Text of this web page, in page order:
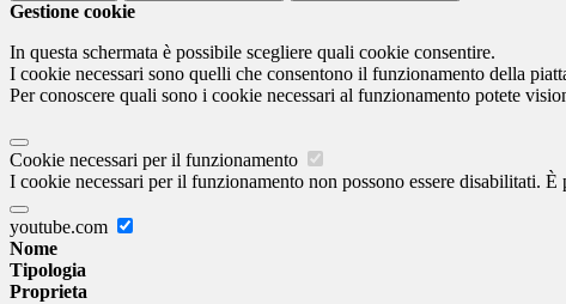
Gestione cookie
In questa schermata è possibile scegliere quali cookie consentire.
I cookie necessari sono quelli che consentono il funzionamento della
Per conoscere quali sono i cookie necessari al funzionamento potete
Cookie necessari per il funzionamento
I cookie necessari per il funzionamento non possono essere disabilitati.
youtube.com
Nome
Tipologia
Proprieta